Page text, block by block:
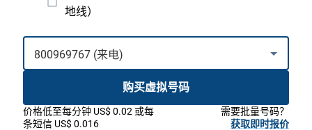
地线）
购买虚拟号码
价格低至每分钟 US$ 0.02 或每
条短信 US$ 0.016
需要批量号码？
获取即时报价